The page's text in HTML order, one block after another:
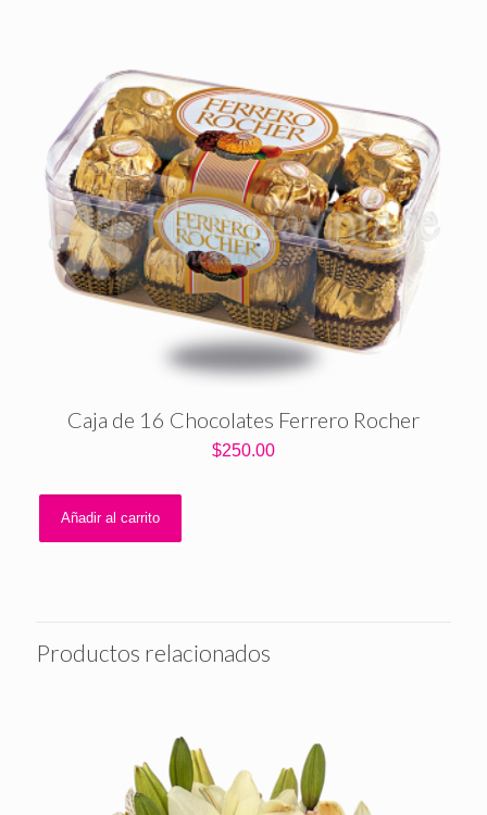
Caja de 16 Chocolates Ferrero Rocher
$250.00
Añadir al carrito
Productos relacionados